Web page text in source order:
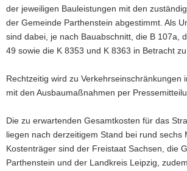
der jeweiligen Bauleistungen mit den
der Gemeinde Parthenstein abgestimmt. Als
sind dabei, je nach Bauabschnitt, die B 107a,
49 sowie die K 8353 und K 8363 in Betracht zu
Rechtzeitig wird zu Verkehrseinschränkungen
mit den Ausbaumaßnahmen per
Die zu erwartenden Gesamtkosten für das
liegen nach derzeitigem Stand bei rund sechs
Kostenträger sind der Freistaat Sachsen, die
Parthenstein und der Landkreis Leipzig,